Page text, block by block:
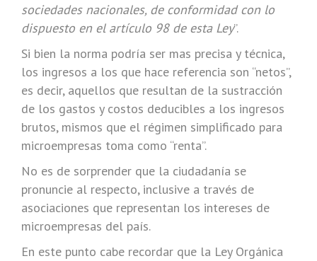
sociedades nacionales, de conformidad con lo
dispuesto en el artículo 98 de esta Ley”.
Si bien la norma podría ser mas precisa y técnica,
los ingresos a los que hace referencia son “netos”,
es decir, aquellos que resultan de la sustracción
de los gastos y costos deducibles a los ingresos
brutos, mismos que el régimen simplificado para
microempresas toma como “renta”.
No es de sorprender que la ciudadanía se
pronuncie al respecto, inclusive a través de
asociaciones que representan los intereses de
microempresas del país.
En este punto cabe recordar que la Ley Orgánica